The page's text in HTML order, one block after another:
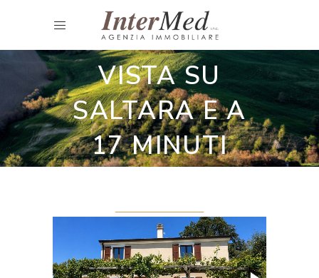
Casali ristrutturati
CASA CON
VISTA SU
SALTARA E A
17 MINUTI